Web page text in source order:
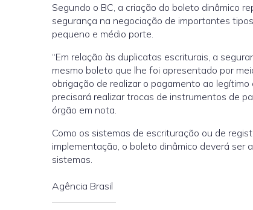
Segundo o BC, a criação do boleto dinâmico
segurança na negociação de importantes
pequeno e médio porte.
“Em relação às duplicatas escriturais, a
mesmo boleto que lhe foi apresentado por
obrigação de realizar o pagamento ao
precisará realizar trocas de instrumentos de
órgão em nota.
Como os sistemas de escrituração ou de
implementação, o boleto dinâmico deverá ser
sistemas.
Agência Brasil